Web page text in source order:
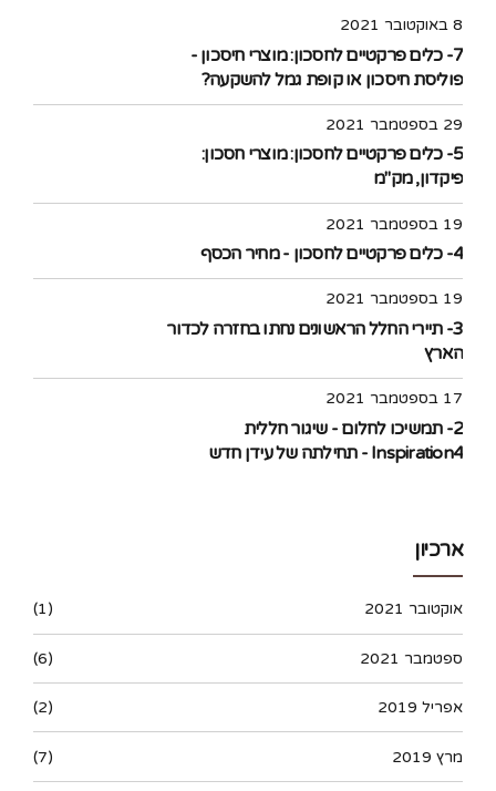
8 באוקטובר 2021
7- כלים פרקטיים לחסכון: מוצרי חיסכון -
פוליסת חיסכון או קופת גמל להשקעה?
29 בספטמבר 2021
5- כלים פרקטיים לחסכון: מוצרי חסכון:
פיקדון, מק"מ
19 בספטמבר 2021
4- כלים פרקטיים לחסכון - מחיר הכסף
19 בספטמבר 2021
3- תיירי החלל הראשונים נחתו בחזרה לכדור
הארץ
17 בספטמבר 2021
2- תמשיכו לחלום - שיגור חללית
Inspiration4 - תחילתה של עידן חדש
ארכיון
אוקטובר 2021 (1)
ספטמבר 2021 (6)
אפריל 2019 (2)
מרץ 2019 (7)